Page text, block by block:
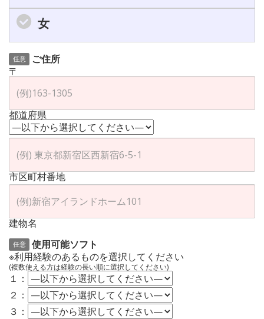
女
任意
ご住所
〒
都道府県
市区町村番地
建物名
任意
使用可能ソフト
※利用経験のあるものを選択してください
(複数使える方は経験の長い順に選択してください)
１：
２：
３：